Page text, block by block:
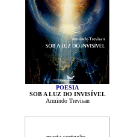
POESIA
SOB A LUZ DO INVISÍVEL
Armindo Trevisan